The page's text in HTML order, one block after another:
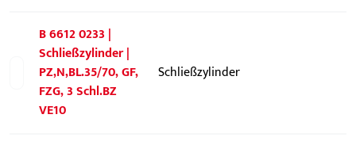
B 6612 0233 |
Schließzylinder |
PZ,N,BL.35/70, GF,
FZG, 3 Schl.BZ
VE10
Schließzylinder